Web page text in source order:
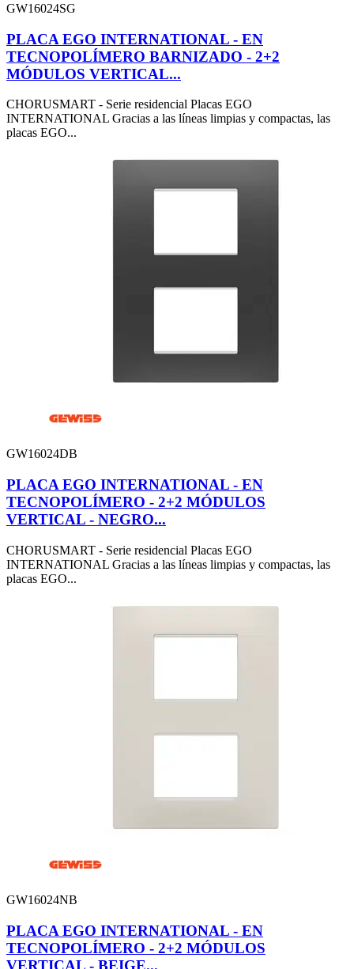
GW16024SG
PLACA EGO INTERNATIONAL - EN
TECNOPOLÍMERO BARNIZADO - 2+2
MÓDULOS VERTICAL...
CHORUSMART - Serie residencial Placas EGO
INTERNATIONAL Gracias a las líneas limpias y compactas, las
placas EGO...
GW16024DB
PLACA EGO INTERNATIONAL - EN
TECNOPOLÍMERO - 2+2 MÓDULOS
VERTICAL - NEGRO...
CHORUSMART - Serie residencial Placas EGO
INTERNATIONAL Gracias a las líneas limpias y compactas, las
placas EGO...
GW16024NB
PLACA EGO INTERNATIONAL - EN
TECNOPOLÍMERO - 2+2 MÓDULOS
VERTICAL - BEIGE...